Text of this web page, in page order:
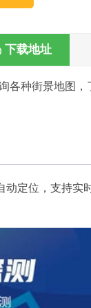
下载地址
各种街景地图
定位，支持实